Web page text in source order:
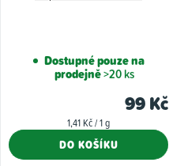
Dostupné pouze na
prodejně>20 ks
99 Kč
Měrná
1,41 Kč / 1 g
DO KOŠÍKU